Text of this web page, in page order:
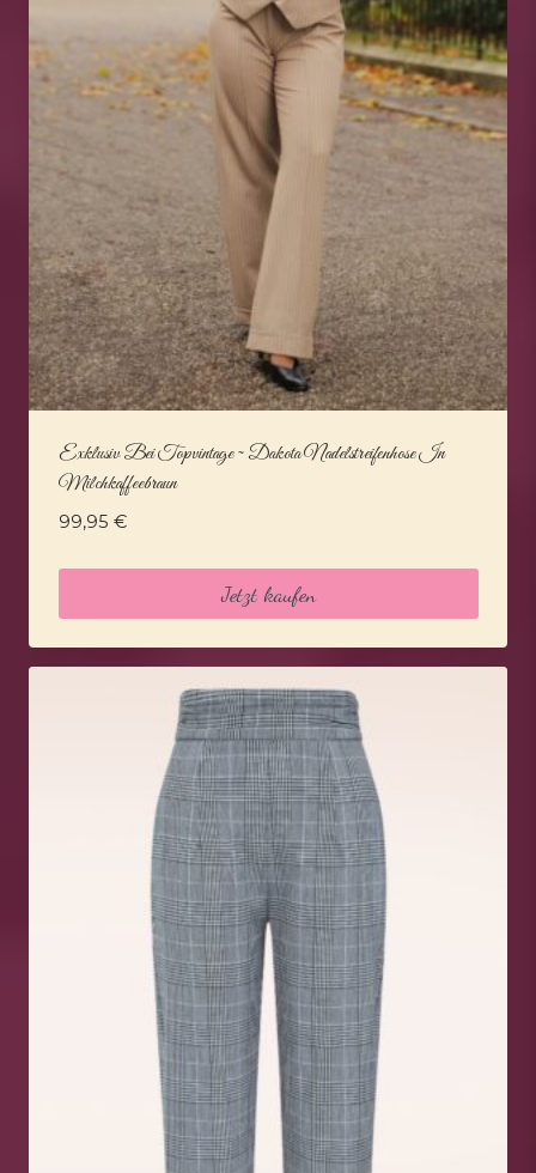
Exklusiv Bei Topvintage ~ Dakota Nadelstreifenhose In
Milchkaffeebraun
99,95 €
Jetzt kaufen